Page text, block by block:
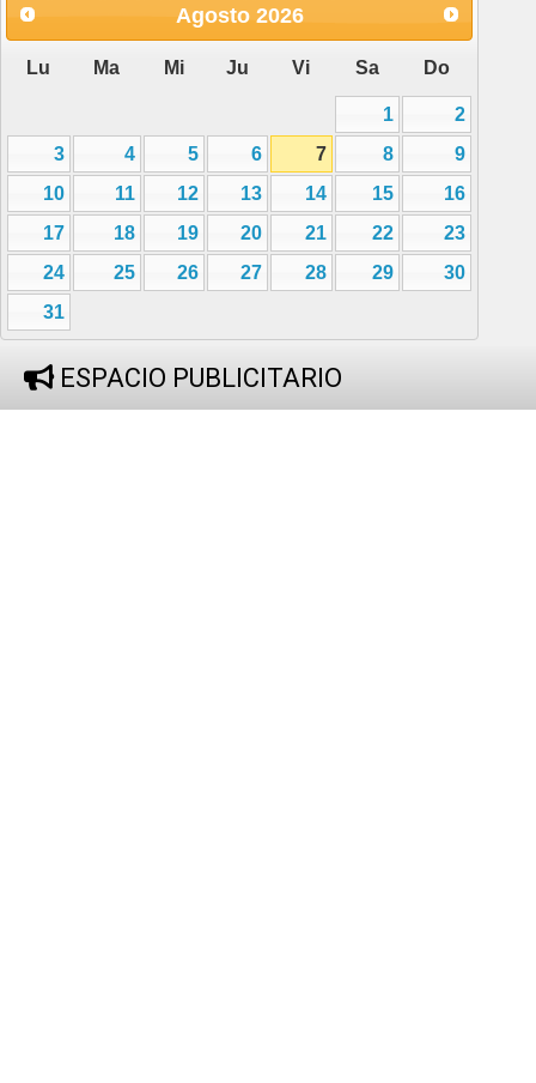
Agosto 2026
Lu Ma Mi Ju Vi Sa Do
1
2
3
4 5 6 7 8
9
10
11 12 13 14 15
16
17
18 19 20 21 22
23
24
25 26 27 28 29
30
31
ESPACIO PUBLICITARIO